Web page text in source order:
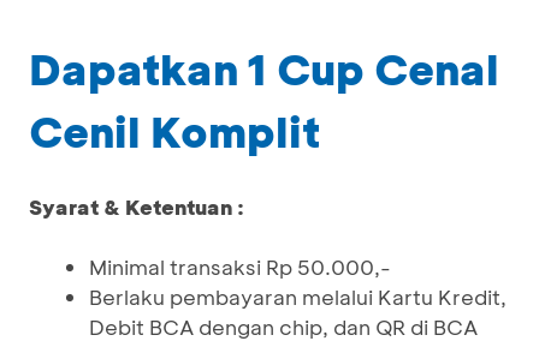
Dapatkan 1 Cup Cenal
Cenil Komplit
Syarat & Ketentuan :
Minimal transaksi Rp 50.000,-
Berlaku pembayaran melalui Kartu Kredit,
Debit BCA dengan chip, dan QR di BCA